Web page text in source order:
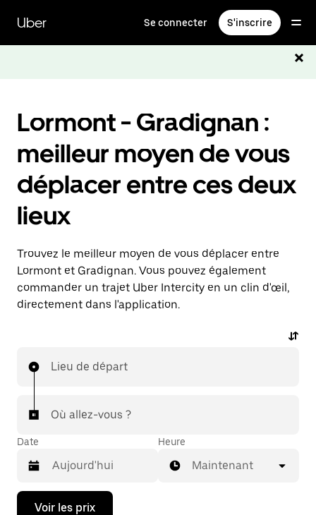
contenu
principal
Uber Se connecter S'inscrire
Lormont - Gradignan :
meilleur moyen de vous
déplacer entre ces deux
lieux
Trouvez le meilleur moyen de vous déplacer entre
Lormont et Gradignan. Vous pouvez également
commander un trajet Uber Intercity en un clin d'œil,
directement dans l'application.
Lieu de départ
Où allez-vous ?
Date
Appuyez
Heure
Maintenant
Voir les prix